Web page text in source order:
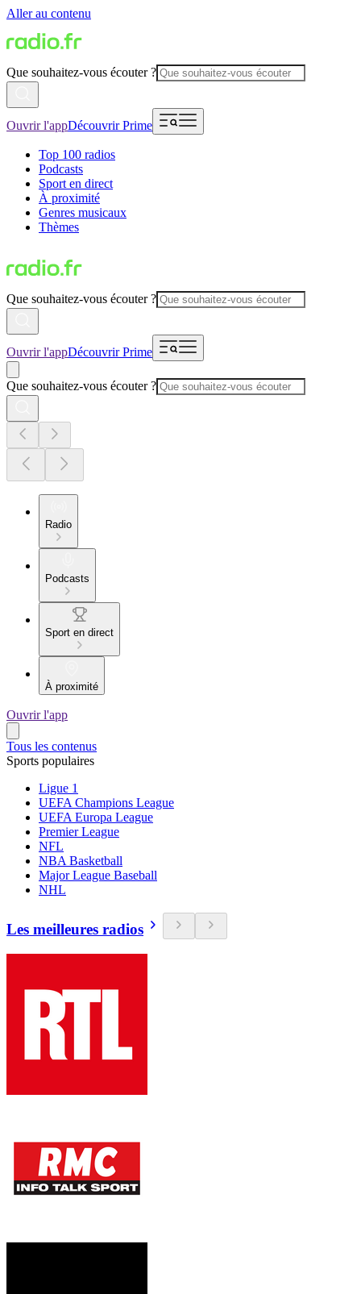
Aller au contenu
Que souhaitez-vous écouter ?
Ouvrir l'appDécouvrir Prime
Top 100 radios
Podcasts
Sport en direct
À proximité
Genres musicaux
Thèmes
Que souhaitez-vous écouter ?
Ouvrir l'appDécouvrir Prime
Que souhaitez-vous écouter ?
Radio
Podcasts
Sport en direct
À proximité
Ouvrir l'app
Tous les contenus
Sports populaires
Ligue 1
UEFA Champions League
UEFA Europa League
Premier League
NFL
NBA Basketball
Major League Baseball
NHL
Les meilleures radios